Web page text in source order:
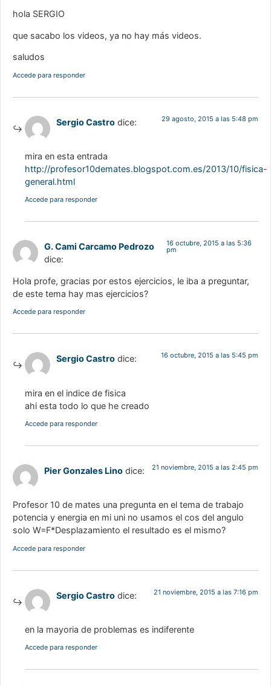
hola SERGIO
que sacabo los videos, ya no hay más videos.
saludos
Accede para responder
Sergio Castro dice: 29 agosto, 2015 a las 5:48 pm
mira en esta entrada
http://profesor10demates.blogspot.com.es/2013/10/fisica-
general.html
Accede para responder
G. Cami Carcamo Pedrozo
dice:
16 octubre, 2015 a las 5:36
pm
Hola profe, gracias por estos ejercicios, le iba a preguntar,
de este tema hay mas ejercicios?
Accede para responder
Sergio Castro dice: 16 octubre, 2015 a las 5:45 pm
mira en el indice de fisica
ahi esta todo lo que he creado
Accede para responder
Pier Gonzales Lino dice: 21 noviembre, 2015 a las 2:45 pm
Profesor 10 de mates una pregunta en el tema de trabajo
potencia y energia en mi uni no usamos el cos del angulo
solo W=F*Desplazamiento el resultado es el mismo?
Accede para responder
Sergio Castro dice: 21 noviembre, 2015 a las 7:16 pm
en la mayoria de problemas es indiferente
Accede para responder